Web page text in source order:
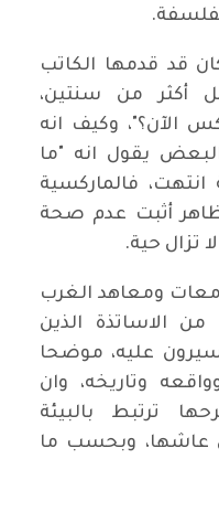
قد قدمها الكاتب
أكثر من سنتين،
الآن؟"، وكيف انه
يقول انه "ما
انتهت، فالماركسية
أثبت عدم صحة
تزال حية.
ومعاهد الغرب
الاساتذة الذين
عليه، موضحا
وتاريخه، وان
ترتبط بالبيئة
عاشها، وبحسب ما